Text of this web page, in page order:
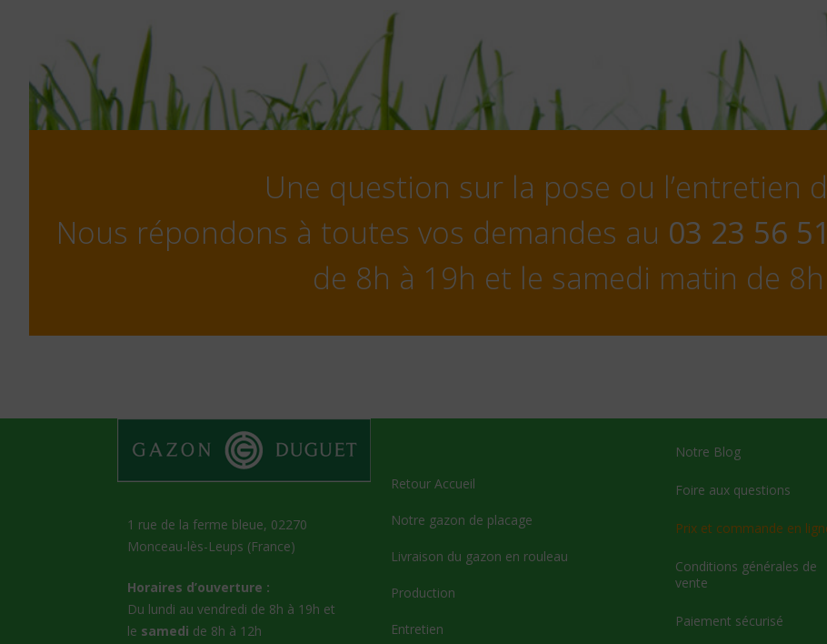
Une question sur la pose ou l’entretien
Nous répondons à toutes vos demandes au 03 23 56
de 8h à 19h et le samedi matin de
1 rue de la ferme bleue, 02270
Monceau-lès-Leups (France)
Horaires d’ouverture :
Du lundi au vendredi de 8h à 19h et
le samedi de 8h à 12h
Retour Accueil
Notre gazon de placage
Livraison du gazon en rouleau
Production
Entretien
Notre Blog
Foire aux questions
Prix et commande en
Conditions générales de
vente
Paiement sécurisé